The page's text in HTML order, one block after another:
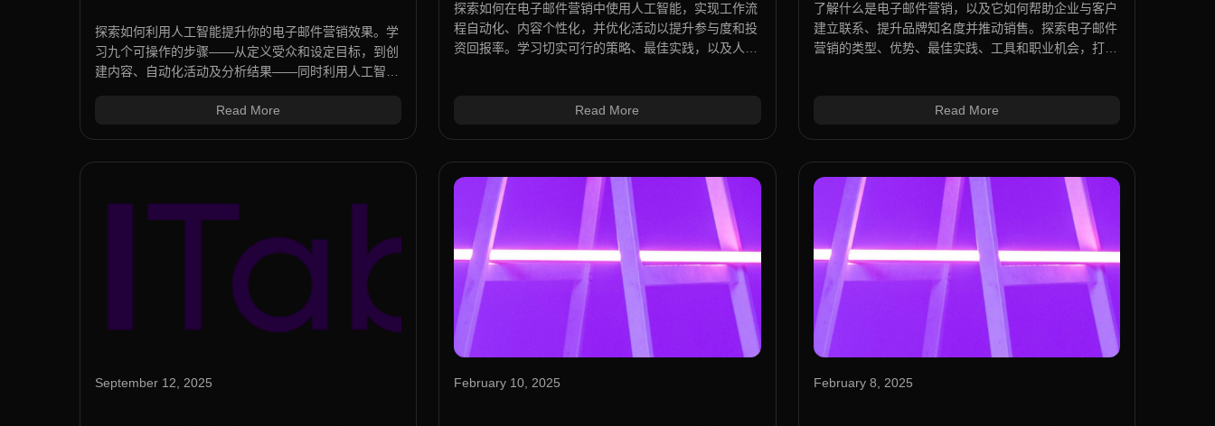
探索如何利用人工智能提升你的电子邮件营销效果。学
习九个可操作的步骤——从定义受众和设定目标，到创
建内容、自动化活动及分析结果——同时利用人工智能
实现更高的参与度和转化率。
Read More
探索如何在电子邮件营销中使用人工智能，实现工作流
程自动化、内容个性化，并优化活动以提升参与度和投
资回报率。学习切实可行的策略、最佳实践，以及人工
Read More
了解什么是电子邮件营销，以及它如何帮助企业与客户
建立联系、提升品牌知名度并推动销售。探索电子邮件
营销的类型、优势、最佳实践、工具和职业机会，打造
Read More
September 12, 2025 February 10, 2025 February 8, 2025